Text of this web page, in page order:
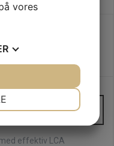
effektiv LCA
vores
STATISTIK